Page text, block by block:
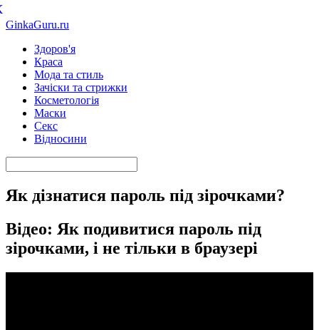
GinkaGuru.ru
Здоров'я
Краса
Мода та стиль
Зачіски та стрижки
Косметологія
Маски
Секс
Відносини
Як дізнатися пароль під зірочками?
Відео: Як подивитися пароль під
зірочками, і не тільки в браузері